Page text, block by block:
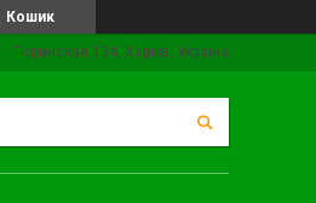
Кошик
Тюринская,134, Харків, Україна